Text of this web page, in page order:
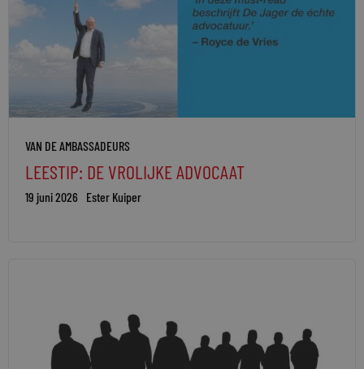
VAN DE AMBASSADEURS
LEESTIP: DE VROLIJKE ADVOCAAT
19 juni 2026 Ester Kuiper